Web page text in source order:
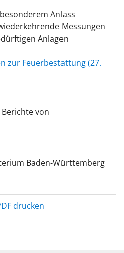
Anlass
Messungen
Anlagen
zur Feuerbestattung (27.
von
Baden-Württemberg
drucken